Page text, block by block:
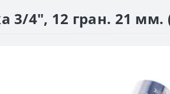
3/4", 12 гран. 21 мм.